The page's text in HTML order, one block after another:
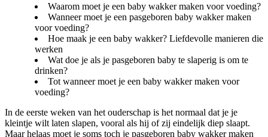
Waarom moet je een baby wakker maken voor voeding?
Wanneer moet je een pasgeboren baby wakker maken
voor voeding?
Hoe maak je een baby wakker? Liefdevolle manieren die
werken
Wat doe je als je pasgeboren baby te slaperig is om te
drinken?
Tot wanneer moet je een baby wakker maken voor
voeding?
In de eerste weken van het ouderschap is het normaal dat je je
kleintje wilt laten slapen, vooral als hij of zij eindelijk diep slaapt.
Maar helaas moet je soms toch je pasgeboren baby wakker maken